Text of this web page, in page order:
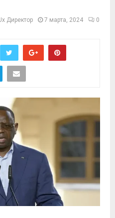
Директор 7 марта, 2024
0